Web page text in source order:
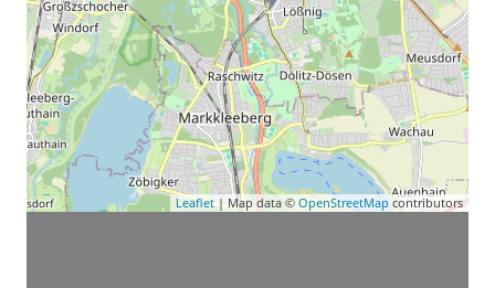
Leaflet| Map data © OpenStreetMap contributors